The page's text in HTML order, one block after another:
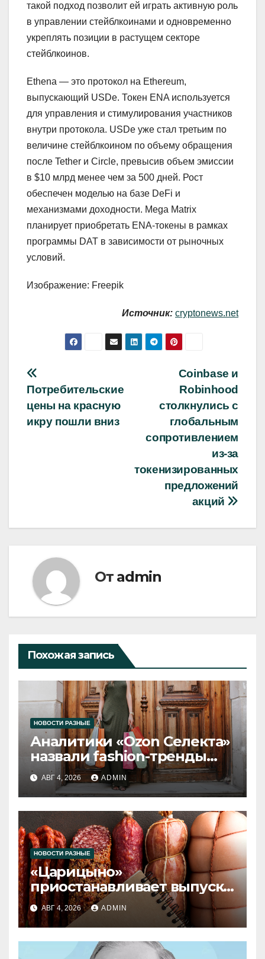
такой подход позволит ей играть активную роль
в управлении стейблкоинами и одновременно
укреплять позиции в растущем секторе
стейблкоинов.
Ethena — это протокол на Ethereum,
выпускающий USDe. Токен ENA используется
для управления и стимулирования участников
внутри протокола. USDe уже стал третьим по
величине стейблкоином по объему обращения
после Tether и Circle, превысив объем эмиссии
в $10 млрд менее чем за 500 дней. Рост
обеспечен моделью на базе DeFi и
механизмами доходности. Mega Matrix
планирует приобретать ENA-токены в рамках
программы DAT в зависимости от рыночных
условий.
Изображение: Freepik
Источник: cryptonews.net
Навигация
по
записям
Coinbase и
Robinhood
столкнулись с
глобальным
сопротивлением
из-за
токенизированных
предложений
акций
Потребительские
цены на красную
икру пошли вниз
От admin
Похожая запись
НОВОСТИ РАЗНЫЕ
Аналитики «Ozon Селекта»
назвали fashion-тренды
2026 года
АВГ 4, 2026 ADMIN
НОВОСТИ РАЗНЫЕ
«Царицыно»
приостанавливает выпуск
продукции
АВГ 4, 2026 ADMIN